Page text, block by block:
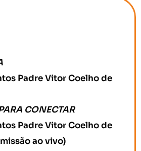
Padre Vitor Coelho de
CONECTAR
Padre Vitor Coelho de
ao vivo)